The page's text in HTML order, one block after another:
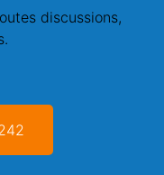
discussions,